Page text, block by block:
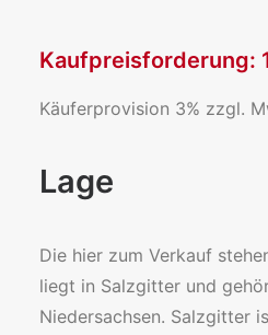
Kaufpreisforderung:
Käuferprovision 3% zzgl.
Lage
Die hier zum Verkauf
liegt in Salzgitter und
Niedersachsen. Salzgitter